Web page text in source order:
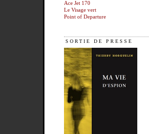
Ace Jet 170
Le Visage vert
Point of Departure
SORTIE DE PRESSE